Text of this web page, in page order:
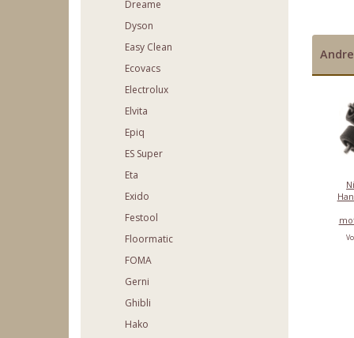
Dreame
Dyson
Easy Clean
Ecovacs
Electrolux
Elvita
Epiq
ES Super
Eta
Exido
Festool
Floormatic
FOMA
Gerni
Ghibli
Hako